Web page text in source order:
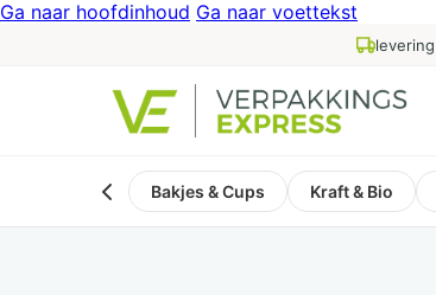
Ga naar hoofdinhoud Ga naar voettekst
Bakjes & Cups Kraft & Bio